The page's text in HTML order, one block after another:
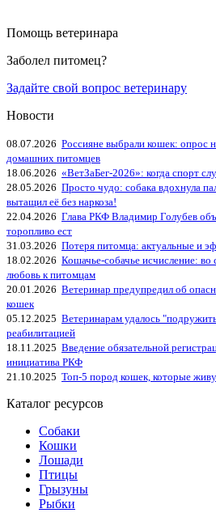
Помощь ветеринара
Заболел питомец?
Задайте свой вопрос ветеринару
Новости
08.07.2026 Россияне выбрали кошек: опрос
домашних питомцев
18.06.2026 «ВетЗаБег‑2026»: когда спорт
28.05.2026 Просто чудо: собака вдохнула
вытащил её без наркоза!
22.04.2026 Глава РКФ Владимир Голубев
торопливо ест
31.03.2026 Потеря питомца: актуальные и
18.02.2026 Кошачье-собачье исчисление: во
любовь к питомцам
20.01.2026 Ветеринар предупредил об
кошек
05.12.2025 Ветеринарам удалось
реабилитацией
18.11.2025 Введение обязательной
инициатива РКФ
21.10.2025 Топ-5 пород кошек, которые
Каталог ресурсов
Собаки
Кошки
Лошади
Птицы
Грызуны
Рыбки